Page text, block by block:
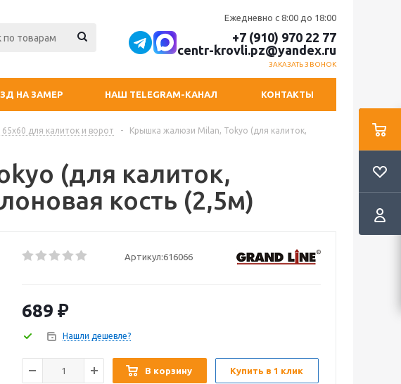
Ежедневно с 8:00 до 18:00
+7 (910) 970 22 77
centr-krovli.pz@yandex.ru
ЗАКАЗАТЬ ЗВОНОК
НА ЗАМЕР НАШ TELEGRAM-КАНАЛ КОНТАКТЫ
для калиток и ворот -
Крышка жалюзи Milan, Tokyo (для калиток,
(для калиток,
кость (2,5м)
Артикул:616066
689 ₽
Нашли дешевле?
В корзину Купить в 1 клик